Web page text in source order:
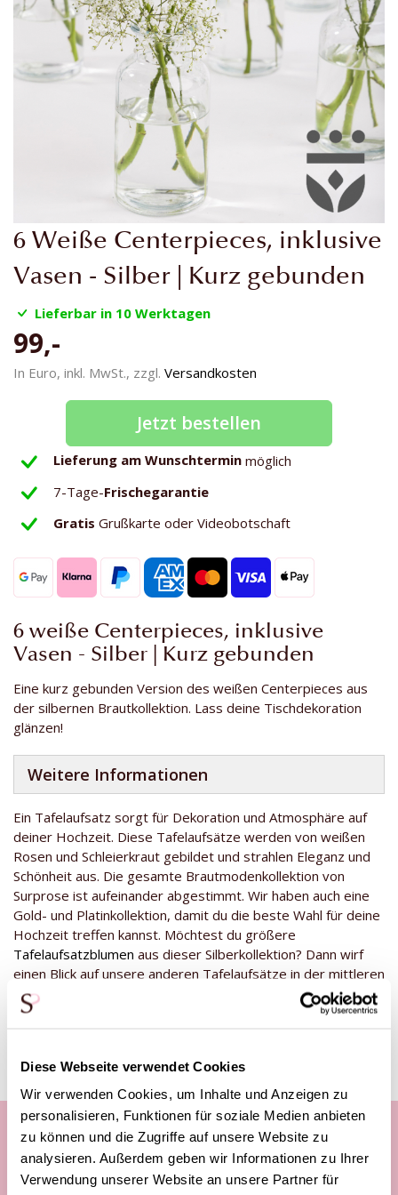
Diese Webseite verwendet Cookies
Wir verwenden Cookies, um Inhalte und Anzeigen zu
personalisieren, Funktionen für soziale Medien anbieten
zu können und die Zugriffe auf unsere Website zu
analysieren. Außerdem geben wir Informationen zu Ihrer
Verwendung unserer Website an unsere Partner für
6 Weiße Centerpieces, inklusive
Vasen - Silber | Kurz gebunden
Lieferbar in 10 Werktagen
99,-
In Euro, inkl. MwSt., zzgl. Versandkosten
Jetzt bestellen
Lieferung am Wunschtermin möglich
7-Tage-Frischegarantie
Gratis Grußkarte oder Videobotschaft
6 weiße Centerpieces, inklusive
Vasen - Silber | Kurz gebunden
Eine kurz gebunden Version des weißen Centerpieces aus
der silbernen Brautkollektion. Lass deine Tischdekoration
glänzen!
Weitere Informationen
Ein Tafelaufsatz sorgt für Dekoration und Atmosphäre auf
deiner Hochzeit. Diese Tafelaufsätze werden von weißen
Rosen und Schleierkraut gebildet und strahlen Eleganz und
Schönheit aus. Die gesamte Brautmodenkollektion von
Surprose ist aufeinander abgestimmt. Wir haben auch eine
Gold- und Platinkollektion, damit du die beste Wahl für deine
Hochzeit treffen kannst. Möchtest du größere
Tafelaufsatzblumen aus dieser Silberkollektion? Dann wirf
einen Blick auf unsere anderen Tafelaufsätze in der mittleren
und großen Variante.
Zum
Anfang
der
springen
Unsere Kundenhotline: